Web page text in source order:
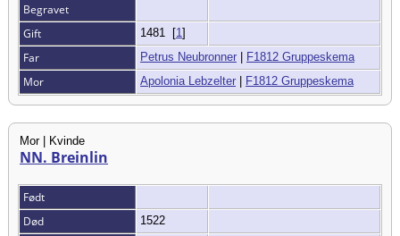
Begravet
Gift
1481 [1]
Far Petrus Neubronner | F1812 Gruppeskema
Mor Apolonia Lebzelter | F1812 Gruppeskema
Mor | Kvinde
NN. Breinlin
Født
Død
1522